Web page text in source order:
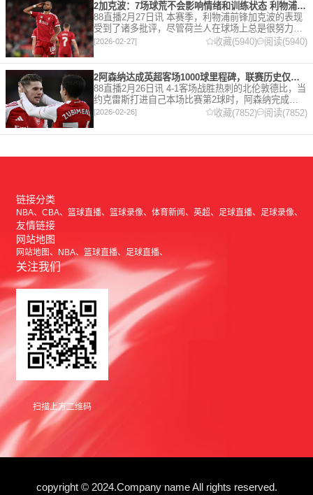
2加克波：7场球荒不会影响情绪和训练状态 利物浦如今已不容有失
88直播2月27日讯 本赛季，利物浦前锋加克波的表现
受到了诸多批评，尽管荷兰人在球场上总是很努力。
在接受天空体育采访时，他谈论了诸多话题。 关于球
队对赛季目前情况的看法 这是一个很好的问题。这个
赛季并
[2026-02-27] 收藏(5940) 阅读(5940)
2阿森纳达成英超客场1000球里程碑，联赛历史仅次于曼联的1063球
88直播2月26日讯 4-1客场战胜热刺的北伦敦德比，当
约克雷斯打进自己本场比赛第2球时，阿森纳完成了
一项了不起的成就，枪手成为英超历史第2支在客场
打进1000球的球队，仅次于曼联的1063球。阿森纳
[2026-02-26] 收藏(7852) 阅读(7852)
链接分类
NBA CBA 篮球直播 篮球录像 体育新闻 英超 足球直播 足球录像
友情链接
网站地图
网站地图 NBA 篮球直播 足球直播
关注我们
扫描上方二维码
copyright © 2024.Company name All rights reserved.